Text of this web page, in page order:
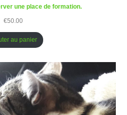
une place de formation.
€50.00
au panier